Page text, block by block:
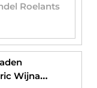
Roelants
Krijno Horlings-Wim Huijser-Carlo Vos